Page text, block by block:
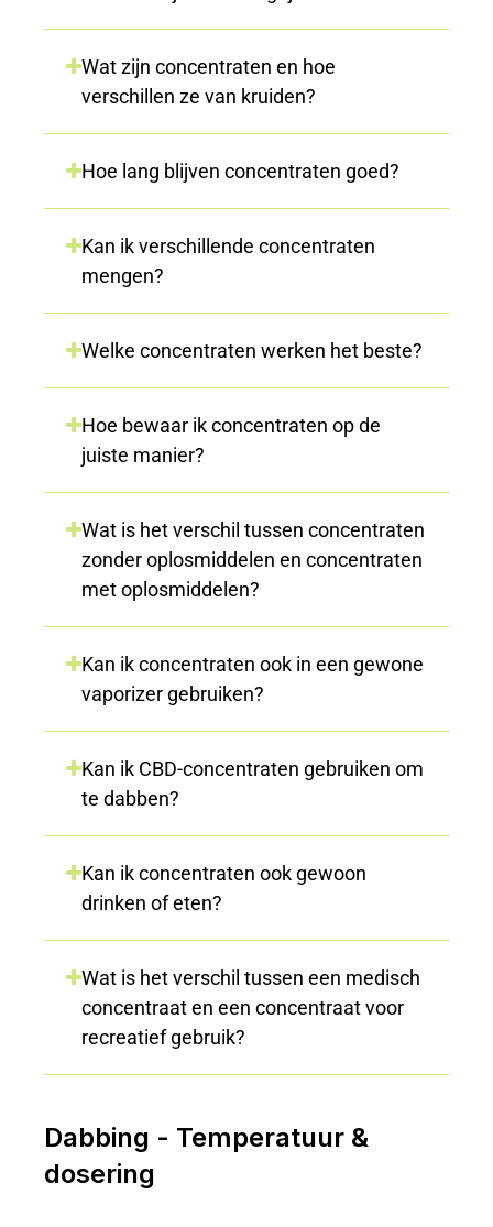
Wat zijn concentraten en hoe
verschillen ze van kruiden?
Hoe lang blijven concentraten goed?
Kan ik verschillende concentraten
mengen?
Welke concentraten werken het beste?
Hoe bewaar ik concentraten op de
juiste manier?
Wat is het verschil tussen concentraten
zonder oplosmiddelen en concentraten
met oplosmiddelen?
Kan ik concentraten ook in een gewone
vaporizer gebruiken?
Kan ik CBD-concentraten gebruiken om
te dabben?
Kan ik concentraten ook gewoon
drinken of eten?
Wat is het verschil tussen een medisch
concentraat en een concentraat voor
recreatief gebruik?
Dabbing - Temperatuur &
dosering